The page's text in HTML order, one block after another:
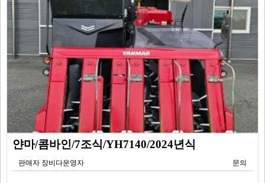
얀마/콤바인/7조식/YH7140/2024년식
판매자 장비다운영자 문의